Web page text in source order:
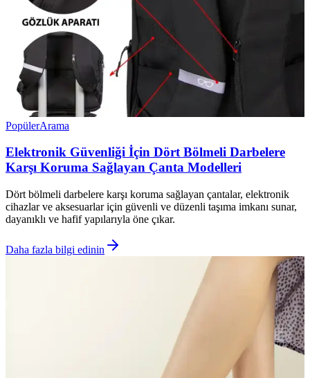
PopülerArama
Elektronik Güvenliği İçin Dört Bölmeli Darbelere
Karşı Koruma Sağlayan Çanta Modelleri
Dört bölmeli darbelere karşı koruma sağlayan çantalar, elektronik
cihazlar ve aksesuarlar için güvenli ve düzenli taşıma imkanı sunar,
dayanıklı ve hafif yapılarıyla öne çıkar.
Daha fazla bilgi edinin